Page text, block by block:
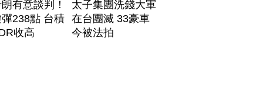
有意談判！
238點 台積
收高
太子集團洗錢大軍
在台團滅 33豪車
今被法拍